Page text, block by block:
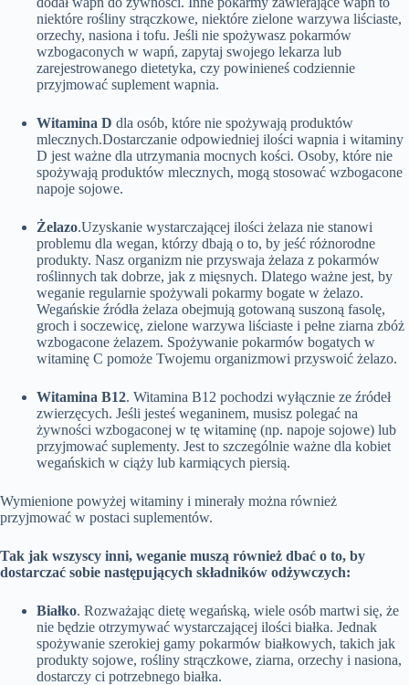
niektóre rośliny strączkowe, niektóre zielone warzywa liściaste,
orzechy, nasiona i tofu. Jeśli nie spożywasz pokarmów
wzbogaconych w wapń, zapytaj swojego lekarza lub
zarejestrowanego dietetyka, czy powinieneś codziennie
przyjmować suplement wapnia.
Witamina D dla osób, które nie spożywają produktów
mlecznych.Dostarczanie odpowiedniej ilości wapnia i witaminy
D jest ważne dla utrzymania mocnych kości. Osoby, które nie
spożywają produktów mlecznych, mogą stosować wzbogacone
napoje sojowe.
Żelazo.Uzyskanie wystarczającej ilości żelaza nie stanowi
problemu dla wegan, którzy dbają o to, by jeść różnorodne
produkty. Nasz organizm nie przyswaja żelaza z pokarmów
roślinnych tak dobrze, jak z mięsnych. Dlatego ważne jest, by
weganie regularnie spożywali pokarmy bogate w żelazo.
Wegańskie źródła żelaza obejmują gotowaną suszoną fasolę,
groch i soczewicę, zielone warzywa liściaste i pełne ziarna zbóż
wzbogacone żelazem. Spożywanie pokarmów bogatych w
witaminę C pomoże Twojemu organizmowi przyswoić żelazo.
Witamina B12. Witamina B12 pochodzi wyłącznie ze źródeł
zwierzęcych. Jeśli jesteś weganinem, musisz polegać na
żywności wzbogaconej w tę witaminę (np. napoje sojowe) lub
przyjmować suplementy. Jest to szczególnie ważne dla kobiet
wegańskich w ciąży lub karmiących piersią.
Wymienione powyżej witaminy i minerały można również
przyjmować w postaci suplementów.
Tak jak wszyscy inni, weganie muszą również dbać o to, by
dostarczać sobie następujących składników odżywczych:
Białko. Rozważając dietę wegańską, wiele osób martwi się, że
nie będzie otrzymywać wystarczającej ilości białka. Jednak
spożywanie szerokiej gamy pokarmów białkowych, takich jak
produkty sojowe, rośliny strączkowe, ziarna, orzechy i nasiona,
dostarczy ci potrzebnego białka.